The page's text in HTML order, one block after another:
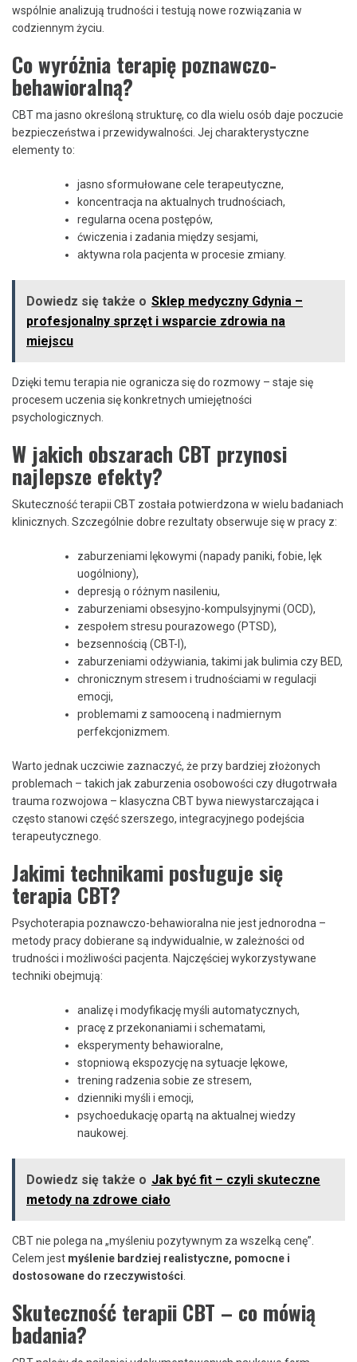
wspólnie analizują trudności i testują nowe rozwiązania w
codziennym życiu.
Co wyróżnia terapię poznawczo-
behawioralną?
CBT ma jasno określoną strukturę, co dla wielu osób daje poczucie
bezpieczeństwa i przewidywalności. Jej charakterystyczne
elementy to:
jasno sformułowane cele terapeutyczne,
koncentracja na aktualnych trudnościach,
regularna ocena postępów,
ćwiczenia i zadania między sesjami,
aktywna rola pacjenta w procesie zmiany.
Dowiedz się także o Sklep medyczny Gdynia –
profesjonalny sprzęt i wsparcie zdrowia na
miejscu
Dzięki temu terapia nie ogranicza się do rozmowy – staje się
procesem uczenia się konkretnych umiejętności
psychologicznych.
W jakich obszarach CBT przynosi
najlepsze efekty?
Skuteczność terapii CBT została potwierdzona w wielu badaniach
klinicznych. Szczególnie dobre rezultaty obserwuje się w pracy z:
zaburzeniami lękowymi (napady paniki, fobie, lęk
uogólniony),
depresją o różnym nasileniu,
zaburzeniami obsesyjno-kompulsyjnymi (OCD),
zespołem stresu pourazowego (PTSD),
bezsennością (CBT-I),
zaburzeniami odżywiania, takimi jak bulimia czy BED,
chronicznym stresem i trudnościami w regulacji
emocji,
problemami z samooceną i nadmiernym
perfekcjonizmem.
Warto jednak uczciwie zaznaczyć, że przy bardziej złożonych
problemach – takich jak zaburzenia osobowości czy długotrwała
trauma rozwojowa – klasyczna CBT bywa niewystarczająca i
często stanowi część szerszego, integracyjnego podejścia
terapeutycznego.
Jakimi technikami posługuje się
terapia CBT?
Psychoterapia poznawczo-behawioralna nie jest jednorodna –
metody pracy dobierane są indywidualnie, w zależności od
trudności i możliwości pacjenta. Najczęściej wykorzystywane
techniki obejmują:
analizę i modyfikację myśli automatycznych,
pracę z przekonaniami i schematami,
eksperymenty behawioralne,
stopniową ekspozycję na sytuacje lękowe,
trening radzenia sobie ze stresem,
dzienniki myśli i emocji,
psychoedukację opartą na aktualnej wiedzy
naukowej.
Dowiedz się także o Jak być fit – czyli skuteczne
metody na zdrowe ciało
CBT nie polega na „myśleniu pozytywnym za wszelką cenę”.
Celem jest myślenie bardziej realistyczne, pomocne i
dostosowane do rzeczywistości
Skuteczność terapii CBT – co mówią
badania?